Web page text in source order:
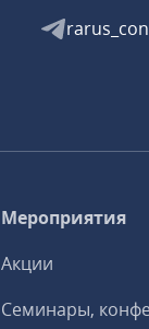
Мероприятия
Акции
Семинары,